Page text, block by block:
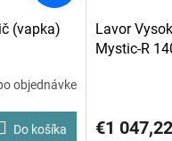
(vapka)
objednávke
Do košíka
Lavor
Mystic-R
€1 047,22